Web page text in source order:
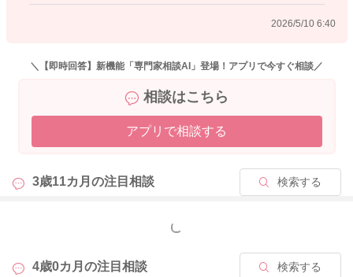
2026/5/10 6:40
＼【即時回答】新機能「専門家相談AI」登場！アプリで今すぐ相談／
相談はこちら
アプリで相談する
3歳11カ月の注目相談 検索する
もっと見る
4歳0カ月の注目相談 検索する